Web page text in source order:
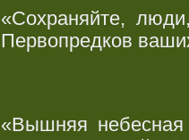
«Сохраняйте,
Первопредков
«Вышняя небесная